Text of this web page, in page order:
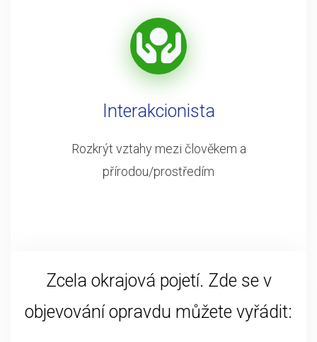
Interakcionista
Rozkrýt vztahy mezi člověkem a
přírodou/prostředím
Zcela okrajová pojetí. Zde se v
objevování opravdu můžete vyřádit: